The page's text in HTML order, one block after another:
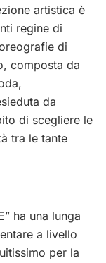
artistica è
regine di
di
composta da
da
di scegliere le
tra le tante
ha una lunga
a livello
per la